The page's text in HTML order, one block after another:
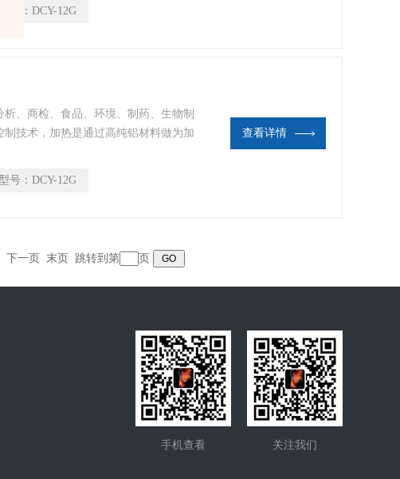
型号： DCY-12G
、商检、食品、环境、制药、生物制
技术，加热是通过高纯铝材料做为加
号： DCY-12G
查看详情
下一页 末页 跳转到第 页
关注我们
手机查看